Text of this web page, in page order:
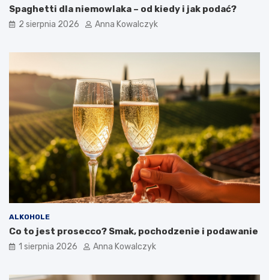
Spaghetti dla niemowlaka – od kiedy i jak podać?
2 sierpnia 2026 Anna Kowalczyk
ALKOHOLE
Co to jest prosecco? Smak, pochodzenie i podawanie
1 sierpnia 2026 Anna Kowalczyk